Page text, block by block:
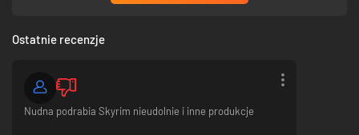
Ostatnie recenzje
Nudna podrabia Skyrim nieudolnie i inne produkcje